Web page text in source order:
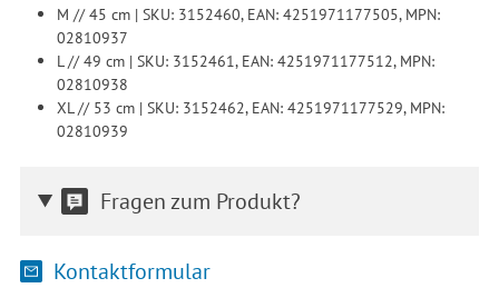
M // 45 cm | SKU: 3152460, EAN: 4251971177505, MPN:
02810937
L // 49 cm | SKU: 3152461, EAN: 4251971177512, MPN:
02810938
XL // 53 cm | SKU: 3152462, EAN: 4251971177529, MPN:
02810939
Fragen zum Produkt?
Kontaktformular